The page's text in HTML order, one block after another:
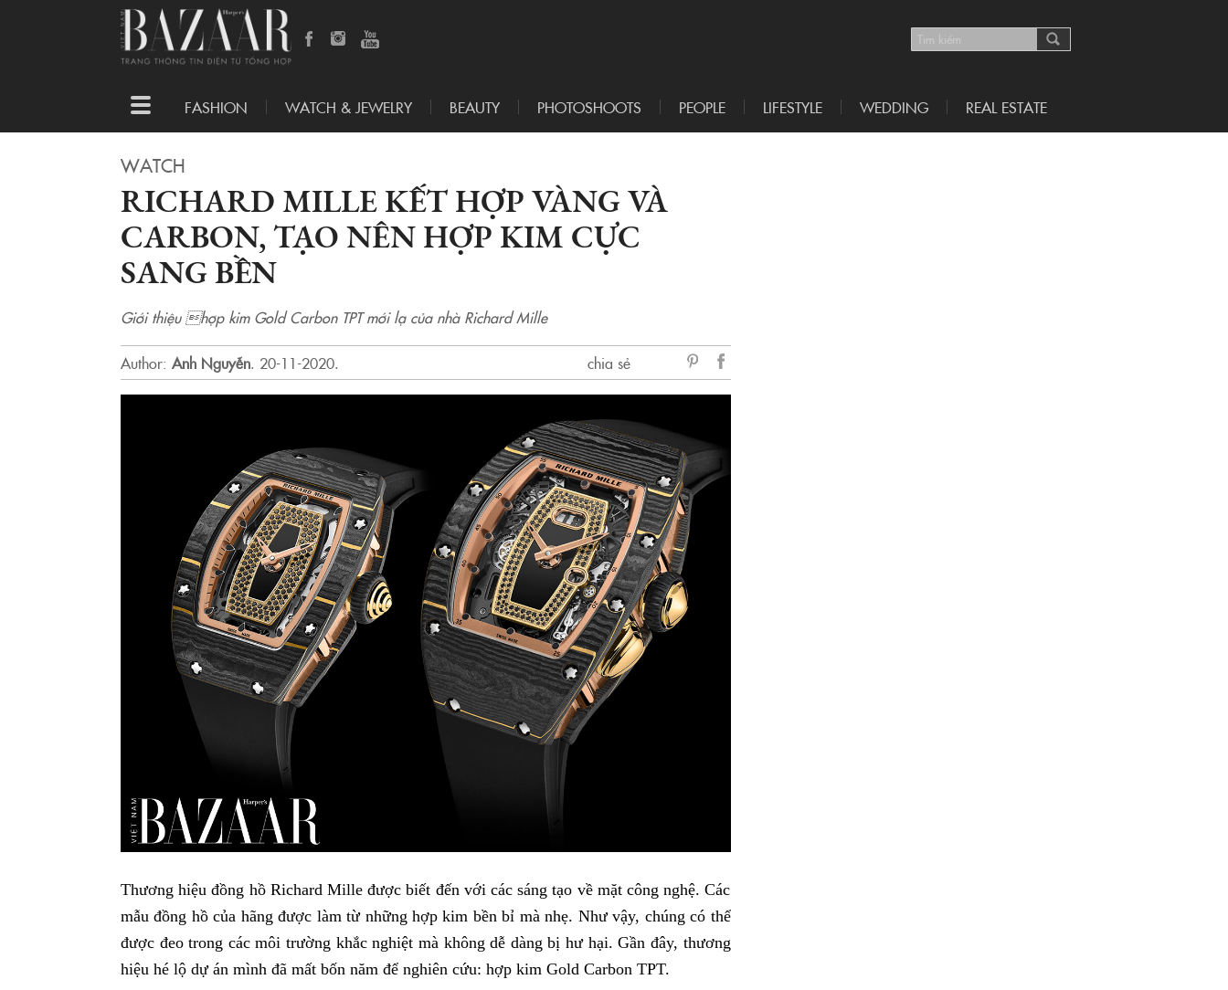
Toggle
navigation
FASHION WATCH & JEWELRY BEAUTY PHOTOSHOOTS PEOPLE LIFESTYLE WEDDING REAL ESTATE
WATCH
RICHARD MILLE KẾT HỢP VÀNG VÀ
CARBON, TẠO NÊN HỢP KIM CỰC
SANG BỀN
Giới thiệu hợp kim Gold Carbon TPT mới lạ của nhà Richard Mille
Author: Anh Nguyễn. 20-11-2020.
chia sẻ
Thương hiệu đồng hồ Richard Mille được biết đến với các sáng tạo về mặt công nghệ. Các
mẫu đồng hồ của hãng được làm từ những hợp kim bền bỉ mà nhẹ. Như vậy, chúng có thể
được đeo trong các môi trường khắc nghiệt mà không dễ dàng bị hư hại. Gần đây, thương
hiệu hé lộ dự án mình đã mất bốn năm để nghiên cứu: hợp kim Gold Carbon TPT.